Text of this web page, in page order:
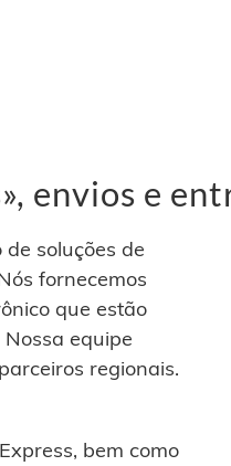
envios e
soluções de
fornecemos
que estão
equipe
regionais.
bem como